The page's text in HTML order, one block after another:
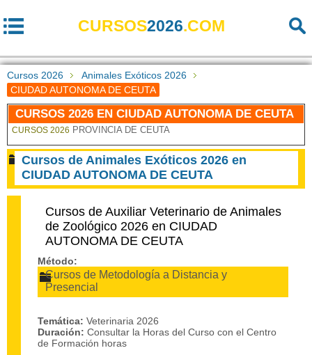
CURSOS2026.COM
Cursos 2026
Animales Exóticos 2026
CIUDAD AUTONOMA DE CEUTA
CURSOS 2026 EN CIUDAD AUTONOMA DE CEUTA
CURSOS 2026 PROVINCIA DE CEUTA
Cursos de Animales Exóticos 2026 en
CIUDAD AUTONOMA DE CEUTA
Cursos de Auxiliar Veterinario de Animales
de Zoológico 2026 en CIUDAD
AUTONOMA DE CEUTA
Método:
Cursos de Metodología a Distancia y
Presencial
Temática: Veterinaria 2026
Duración: Consultar la Horas del Curso con el Centro
de Formación horas